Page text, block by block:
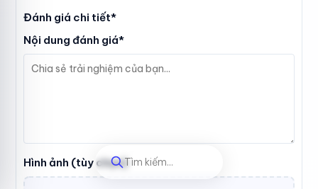
Đánh giá chi tiết*
Nội dung đánh giá*
Hình ảnh (tùy chọn)Tìm kiếm...